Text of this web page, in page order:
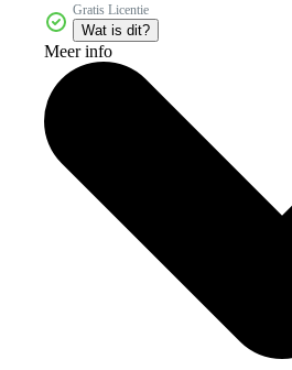
Gratis Licentie
Wat is dit?
Meer info